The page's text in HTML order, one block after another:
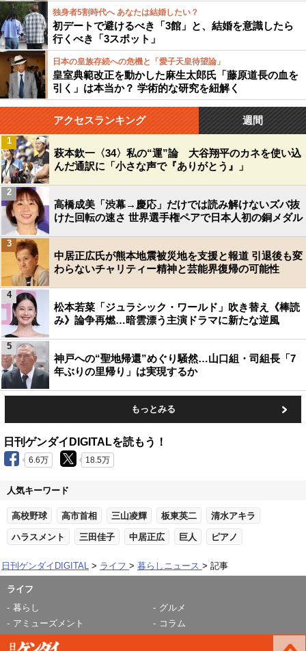
独身者5割時代へ あなたは結婚したい？
初デートで避けるべき「3館」と、結婚を意識したら
行くべき「3スポット」
日本の皇族存続への危機と「愛子天皇待望論」
皇室典範改正を動かした麻生太郎氏「藤原道長の血を
引く」は本当か？ 学術的な研究を紐解く
アクセスランキング 週間
萩本欽一〈34〉私の“運”論 大谷翔平のカネを使い込
んだ通訳に「小さな声で『ありがとう』」
1
高橋成美「渋幕→慶応」だけでは読み解けないズバ抜
けた回転の速さ 世界選手権ペアで日本人初の銅メダル
2
中居正広氏が熊本地震被災地を支援と報道 引退後も変
わらないチャリティー精神と芸能界復帰の可能性
3
松本若菜「ジュラシック・ワールド」吹き替え《棒読
み》論争再燃…暗雲漂う主演ドラマに新たな逆風
4
神戸への“聖地帰還”めぐり騒然…山口組・司組長「7
年ぶりの里帰り」は実現するか
5
もっとみる
日刊ゲンダイDIGITALを読もう！
6.6万 18.5万
人気キーワード
高校野球 高市首相 三山凌輝 板東英二 清水アキラ
ハラスメント 三田佳子 中居正広 巨人 ピアノ
日刊ゲンダイDIGITAL ライフ 暮らしニュース 記事
ライフ
暮らし
グルメ
アミューズメント
コラム